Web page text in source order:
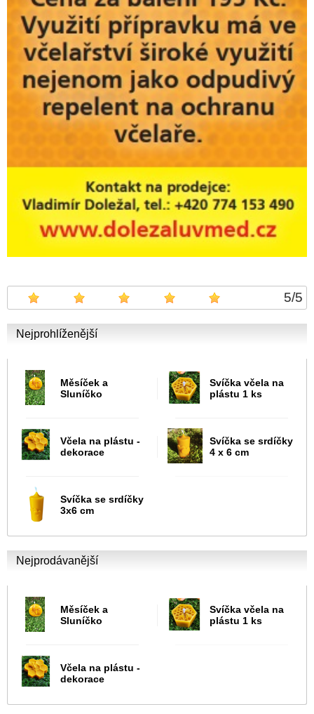
5/5
Nejprohlíženější
Měsíček a
Sluníčko
Svíčka včela na
plástu 1 ks
Včela na plástu -
dekorace
Svíčka se srdíčky
4 x 6 cm
Svíčka se srdíčky
3x6 cm
Nejprodávanější
Měsíček a
Sluníčko
Svíčka včela na
plástu 1 ks
Včela na plástu -
dekorace